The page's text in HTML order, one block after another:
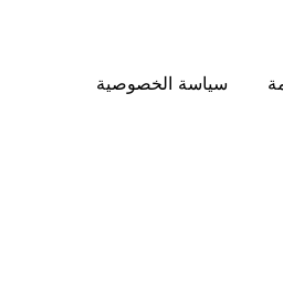
سياسة الخصوصية